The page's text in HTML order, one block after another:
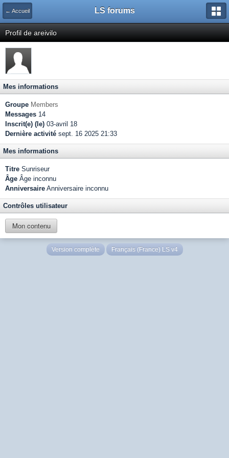
← Accueil LS forums
Profil de areivilo
Mes informations
Groupe Members
Messages 14
Inscrit(e) (le) 03-avril 18
Dernière activité sept. 16 2025 21:33
Mes informations
Titre Sunriseur
Âge Âge inconnu
Anniversaire Anniversaire inconnu
Contrôles utilisateur
Mon contenu
Version complète Français (France) LS v4